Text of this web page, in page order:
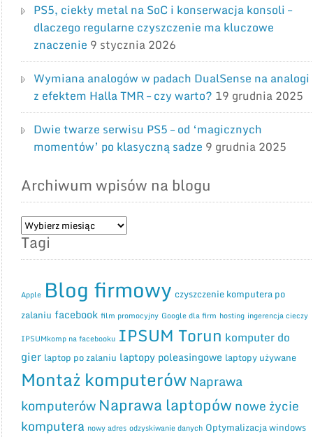
PS5, ciekły metal na SoC i konserwacja konsoli –
dlaczego regularne czyszczenie ma kluczowe
znaczenie 9 stycznia 2026
Wymiana analogów w padach DualSense na analogi
z efektem Halla TMR – czy warto? 19 grudnia 2025
Dwie twarze serwisu PS5 – od ‘magicznych
momentów’ po klasyczną sadze 9 grudnia 2025
Archiwum wpisów na blogu
Archiwum
wpisów
na
Tagi
Apple Blog firmowy czyszczenie komputera po
zalaniu facebook film promocyjny Google dla firm hosting ingerencja cieczy
IPSUMkomp na facebooku IPSUM Torun komputer do
gier laptop po zalaniu laptopy poleasingowe laptopy używane
Montaż komputerów Naprawa
komputerów Naprawa laptopównowe życie
komputera nowy adres odzyskiwanie danych Optymalizacja windows